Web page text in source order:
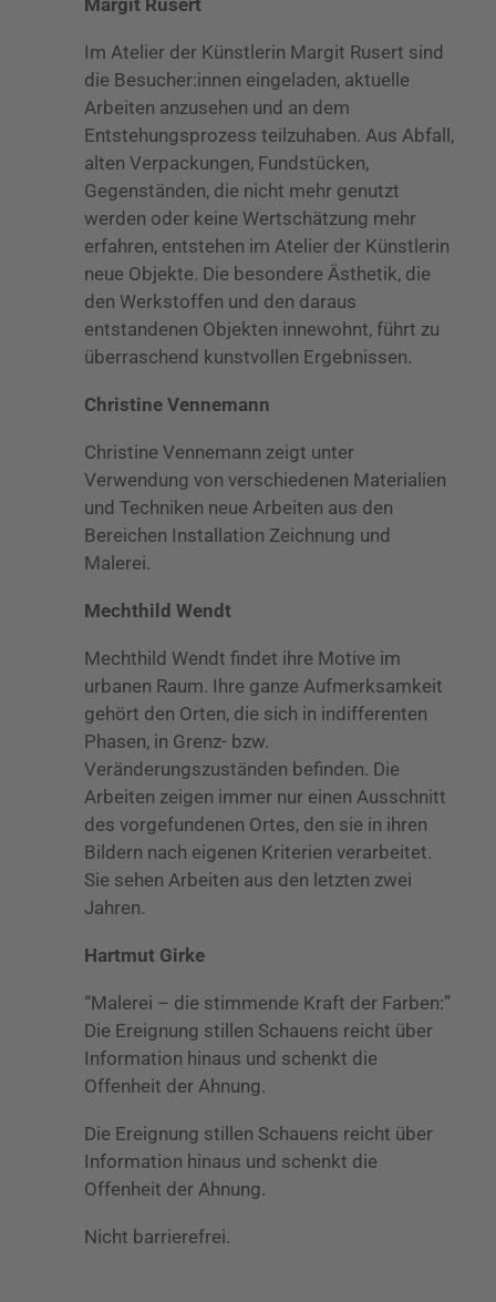
Margit Rusert
Im Atelier der Künstlerin Margit Rusert sind
die Besucher:innen eingeladen, aktuelle
Arbeiten anzusehen und an dem
Entstehungsprozess teilzuhaben. Aus Abfall,
alten Verpackungen, Fundstücken,
Gegenständen, die nicht mehr genutzt
werden oder keine Wertschätzung mehr
erfahren, entstehen im Atelier der Künstlerin
neue Objekte. Die besondere Ästhetik, die
den Werkstoffen und den daraus
entstandenen Objekten innewohnt, führt zu
überraschend kunstvollen Ergebnissen.
Christine Vennemann
Christine Vennemann zeigt unter
Verwendung von verschiedenen Materialien
und Techniken neue Arbeiten aus den
Bereichen Installation Zeichnung und
Malerei.
Mechthild Wendt
Mechthild Wendt findet ihre Motive im
urbanen Raum. Ihre ganze Aufmerksamkeit
gehört den Orten, die sich in indifferenten
Phasen, in Grenz- bzw.
Veränderungszuständen befinden. Die
Arbeiten zeigen immer nur einen Ausschnitt
des vorgefundenen Ortes, den sie in ihren
Bildern nach eigenen Kriterien verarbeitet.
Sie sehen Arbeiten aus den letzten zwei
Jahren.
Hartmut Girke
“Malerei – die stimmende Kraft der Farben:”
Die Ereignung stillen Schauens reicht über
Information hinaus und schenkt die
Offenheit der Ahnung.
Die Ereignung stillen Schauens reicht über
Information hinaus und schenkt die
Offenheit der Ahnung.
Nicht barrierefrei.